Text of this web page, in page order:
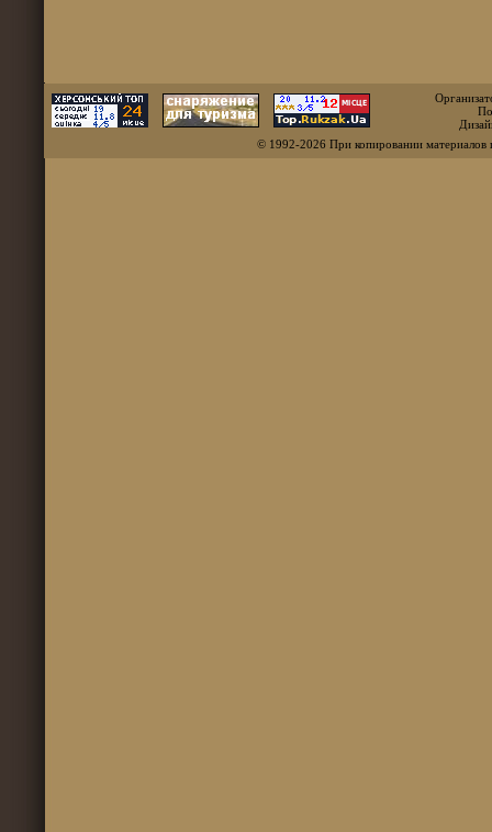
© 1992-2026 При копировании материалов